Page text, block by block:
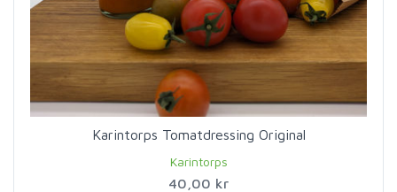
Karintorps Tomatdressing Original
Karintorps
40,00 kr